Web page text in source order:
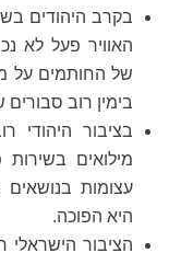
בקרב היהודים
האוויר פעל לא
של החותמים על
בימין רוב סבורים
בציבור היהודי
מילואים
עצומות
היא הפוכה.
הציבור